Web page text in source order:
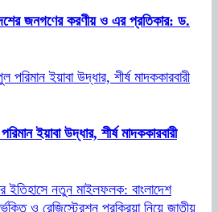
জনগণের করণীয় ও এর প্রতিকার: ড.
ইয়াবা উদ্ধার, শীর্ষ মাদককারবারী